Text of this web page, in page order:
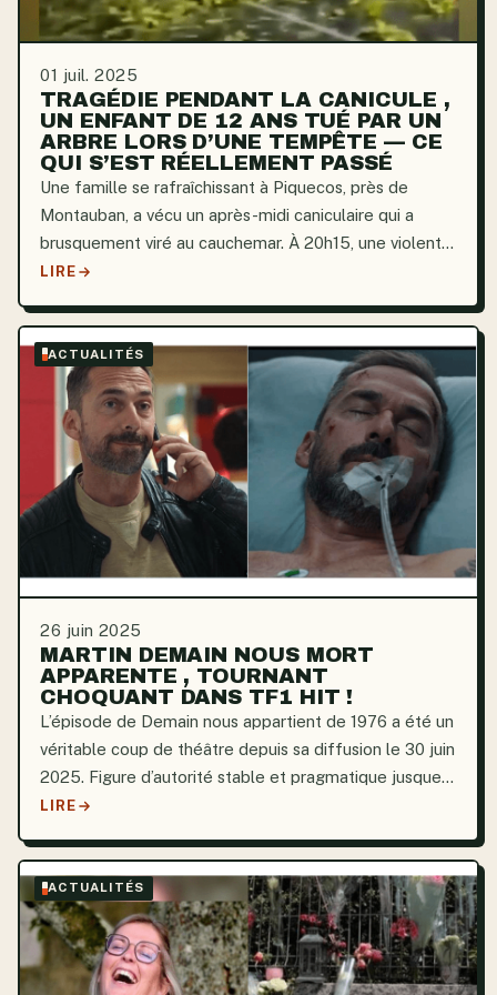
01 juil. 2025
TRAGÉDIE PENDANT LA CANICULE ,
UN ENFANT DE 12 ANS TUÉ PAR UN
ARBRE LORS D’UNE TEMPÊTE — CE
QUI S’EST RÉELLEMENT PASSÉ
Une famille se rafraîchissant à Piquecos, près de
Montauban, a vécu un après-midi caniculaire qui a
brusquement viré au cauchemar. À 20h15, une violente
tempête a fait vaciller deux arbres lourdement ancrés,
LIRE
ACTUALITÉS
26 juin 2025
MARTIN DEMAIN NOUS MORT
APPARENTE , TOURNANT
CHOQUANT DANS TF1 HIT !
L’épisode de Demain nous appartient de 1976 a été un
véritable coup de théâtre depuis sa diffusion le 30 juin
2025. Figure d’autorité stable et pragmatique jusque-
là, Martin Constant se retrouve au cœur d’une bataille
LIRE
ACTUALITÉS